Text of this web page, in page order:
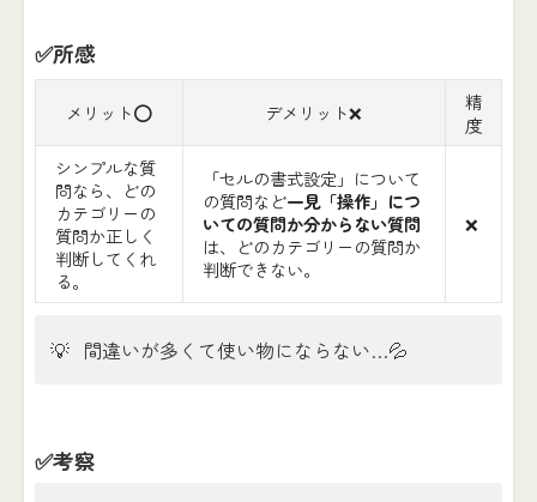
✅所感
メリット⭕️ デメリット❌
精
度
シンプルな質
問なら、どの
カテゴリーの
質問か正しく
判断してくれ
る。
「セルの書式設定」について
の質問など一見「操作」につ
いての質問か分からない質問
は、どのカテゴリーの質問か
判断できない。
❌
💡 間違いが多くて使い物にならない…💦
✅考察